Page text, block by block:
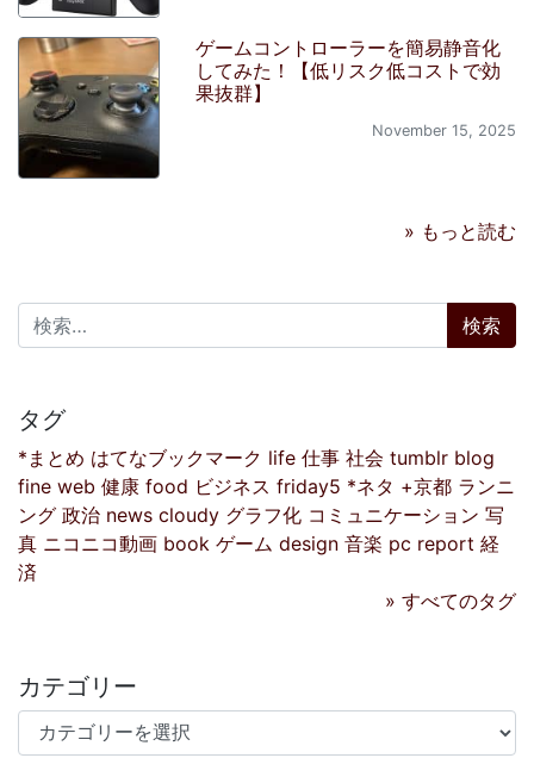
ゲームコントローラーを簡易静音化
してみた！【低リスク低コストで効
果抜群】
November 15, 2025
» もっと読む
検索:
タグ
*まとめ はてなブックマーク life 仕事 社会 tumblr blog
fine web 健康 food ビジネス friday5 *ネタ +京都 ランニ
ング 政治 news cloudy グラフ化 コミュニケーション 写
真 ニコニコ動画 book ゲーム design 音楽 pc report 経
済
» すべてのタグ
カテゴリー
カテゴリー